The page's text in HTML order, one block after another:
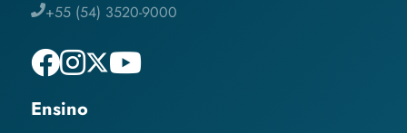
+55 (54) 3520-9000
Ensino